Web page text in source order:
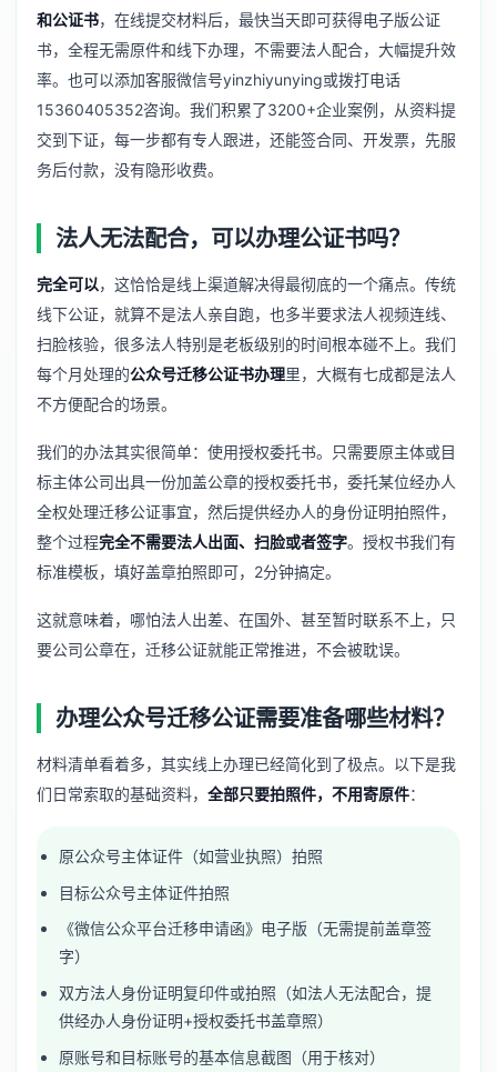
和公证书，在线提交材料后，最快当天即可获得电子版公证
书，全程无需原件和线下办理，不需要法人配合，大幅提升效
率。也可以添加客服微信号yinzhiyunying或拨打电话
15360405352咨询。我们积累了3200+企业案例，从资料提
交到下证，每一步都有专人跟进，还能签合同、开发票，先服
务后付款，没有隐形收费。
法人无法配合，可以办理公证书吗？
完全可以，这恰恰是线上渠道解决得最彻底的一个痛点。传统
线下公证，就算不是法人亲自跑，也多半要求法人视频连线、
扫脸核验，很多法人特别是老板级别的时间根本碰不上。我们
每个月处理的公众号迁移公证书办理里，大概有七成都是法人
不方便配合的场景。
我们的办法其实很简单：使用授权委托书。只需要原主体或目
标主体公司出具一份加盖公章的授权委托书，委托某位经办人
全权处理迁移公证事宜，然后提供经办人的身份证明拍照件，
整个过程完全不需要法人出面、扫脸或者签字。授权书我们有
标准模板，填好盖章拍照即可，2分钟搞定。
这就意味着，哪怕法人出差、在国外、甚至暂时联系不上，只
要公司公章在，迁移公证就能正常推进，不会被耽误。
办理公众号迁移公证需要准备哪些材料？
材料清单看着多，其实线上办理已经简化到了极点。以下是我
们日常索取的基础资料， 全部只要拍照件，不用寄原件：
原公众号主体证件（如营业执照）拍照
目标公众号主体证件拍照
《微信公众平台迁移申请函》电子版（无需提前盖章签
字）
双方法人身份证明复印件或拍照（如法人无法配合，提
供经办人身份证明+授权委托书盖章照）
原账号和目标账号的基本信息截图（用于核对）